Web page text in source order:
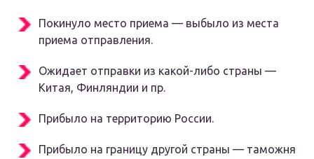
Покинуло место приема — выбыло из места
приема отправления.
Ожидает отправки из какой-либо страны —
Китая, Финляндии и пр.
Прибыло на территорию России.
Прибыло на границу другой страны — таможня